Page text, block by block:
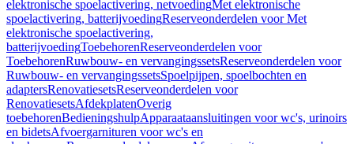
elektronische spoelactivering, netvoedingMet elektronische
spoelactivering, batterijvoedingReserveonderdelen voor Met
elektronische spoelactivering,
batterijvoedingToebehorenReserveonderdelen voor
ToebehorenRuwbouw- en vervangingssetsReserveonderdelen voor
Ruwbouw- en vervangingssetsSpoelpijpen, spoelbochten en
adaptersRenovatiesetsReserveonderdelen voor
RenovatiesetsAfdekplatenOverig
toebehorenBedieningshulpApparaataansluitingen voor wc's, urinoirs
en bidetsAfvoergarnituren voor wc's en